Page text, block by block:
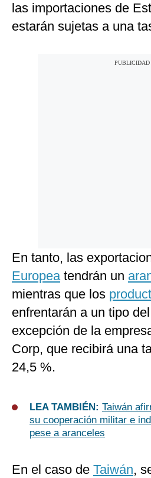
las importaciones de
estarán sujetas a una
En tanto, las
Europeatendrán un
mientras que los
enfrentarán a un tipo
excepción de la
Corp, que recibirá una
24,5 %.
LEA TAMBIÉN: Taiwán
su cooperación militar e
pese a aranceles
En el caso de Taiwán,